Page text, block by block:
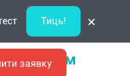
Тиць! ×
заявку
помічник у
між